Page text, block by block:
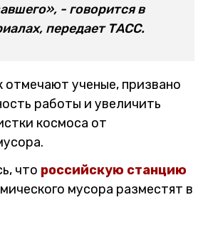
- говорится в
передает ТАСС.
отмечают ученые, призвано
работы и увеличить
космоса от
что российскую станцию
мусора разместят в